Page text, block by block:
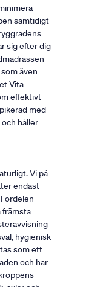
samtidigt
sig efter dig
även
Vita
effektivt
med
håller
Vi på
endast
främsta
hygienisk
som ett
och har